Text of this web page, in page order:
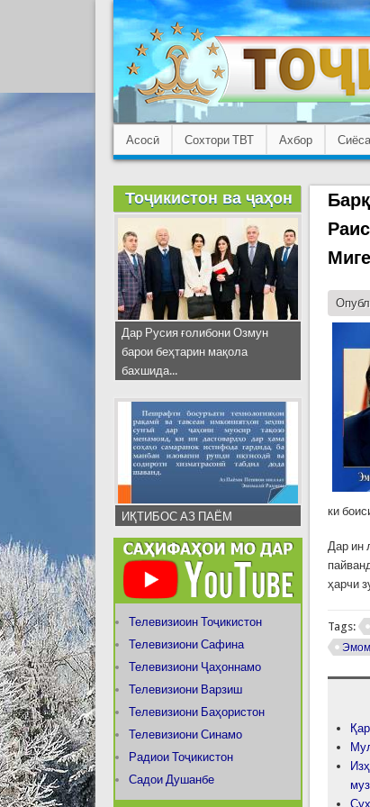
Асосӣ Сохтори ТВТ Ахбор
ки
Дар ин
ҳарчи
Tags:
Тоҷикистон ва ҷаҳон
Дар Русия ғолибони Озмун
барои беҳтарин мақола
бахшида...
ИҚТИБОС АЗ ПАЁМ
Телевизиоин Тоҷикистон
Телевизиони Сафина
Телевизиони Ҷаҳоннамо
Телевизиони Варзиш
Телевизиони Баҳористон
Телевизиони Синамо
Радиои Тоҷикистон
Садои Душанбе